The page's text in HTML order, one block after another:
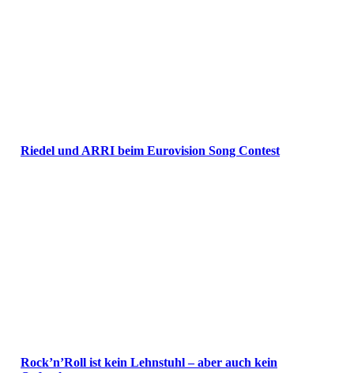
Riedel und ARRI beim Eurovision Song Contest
Rock’n’Roll ist kein Lehnstuhl – aber auch kein